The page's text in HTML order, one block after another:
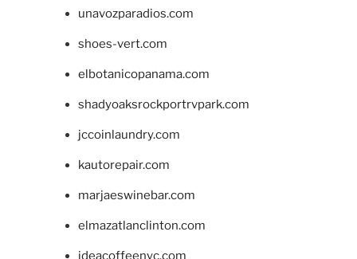
unavozparadios.com
shoes-vert.com
elbotanicopanama.com
shadyoaksrockportrvpark.com
jccoinlaundry.com
kautorepair.com
marjaeswinebar.com
elmazatlanclinton.com
ideacoffeenyc.com